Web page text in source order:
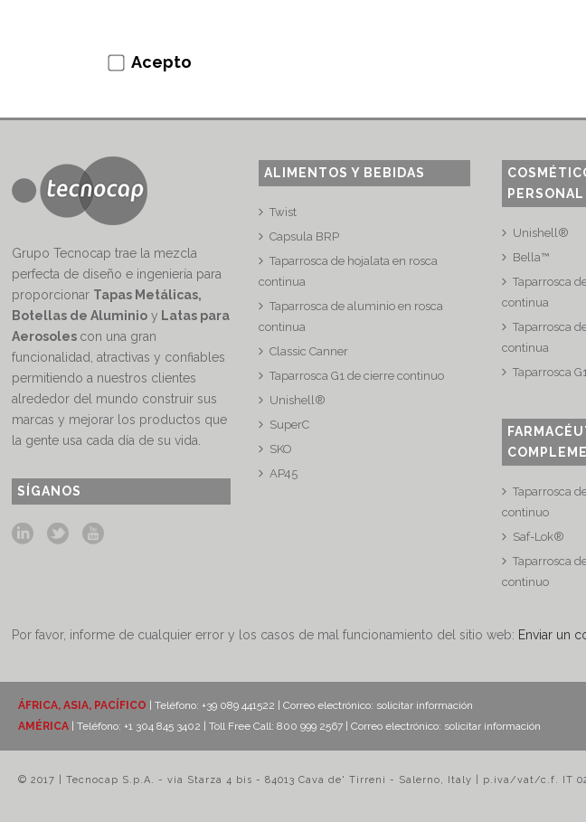
Acepto
Grupo Tecnocap trae la mezcla
perfecta de diseño e ingeniería para
proporcionar Tapas Metálicas,
Botellas de Aluminio y Latas para
Aerosoles con una gran
funcionalidad, atractivas y confiables
permitiendo a nuestros clientes
alrededor del mundo construir sus
marcas y mejorar los productos que
la gente usa cada día de su vida.
SÍGANOS
ALIMENTOS Y BEBIDAS
Twist
Capsula BRP
Taparrosca de hojalata en rosca
continua
Taparrosca de aluminio en rosca
continua
Classic Canner
Taparrosca G1 de cierre continuo
Unishell®
SuperC
SKO
AP45
PERSONAL
Unishell®
Bella™
Taparrosca
continua
Taparrosca
continua
Taparrosca
Taparrosca
continuo
Saf-Lok®
Taparrosca
continuo
Por favor, informe de cualquier error y los casos de mal funcionamiento del sitio web: Enviar un
ÁFRICA, ASIA, PACÍFICO | Teléfono: +39 089 441522 | Correo electrónico: solicitar información
AMÉRICA | Teléfono: +1 304 845 3402 | Toll Free Call: 800 999 2567 | Correo electrónico: solicitar información
© 2017 | Tecnocap S.p.A. - via Starza 4 bis - 84013 Cava de' Tirreni - Salerno, Italy | p.iva/vat/c.f. IT